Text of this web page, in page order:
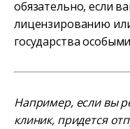
обязательно, если
лицензированию
государства
Например, если вы
клиник, придется